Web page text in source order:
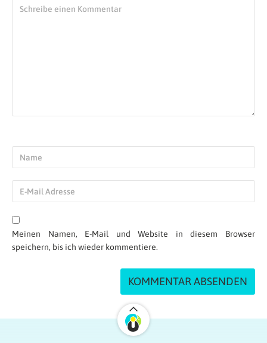
Meinen Namen, E-Mail und Website in diesem Browser
speichern, bis ich wieder kommentiere.